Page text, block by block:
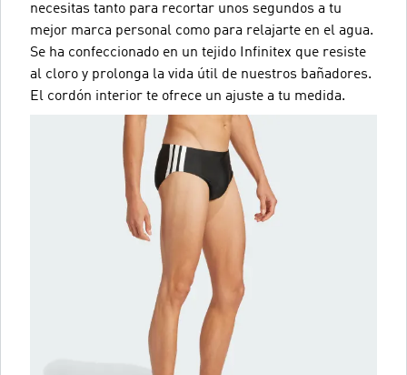
necesitas tanto para recortar unos segundos a tu
mejor marca personal como para relajarte en el agua.
Se ha confeccionado en un tejido Infinitex que resiste
al cloro y prolonga la vida útil de nuestros bañadores.
El cordón interior te ofrece un ajuste a tu medida.